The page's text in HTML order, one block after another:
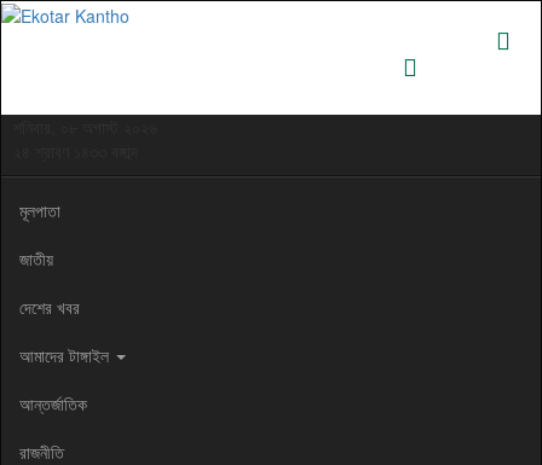
মূলপাতা
জাতীয়
দেশের খবর
আমাদের টাঙ্গাইল
আন্তর্জাতিক
রাজনীতি